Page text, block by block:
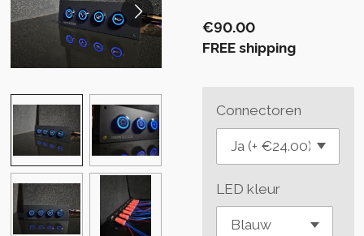
€90.00
FREE shipping
Connectoren
LED kleur